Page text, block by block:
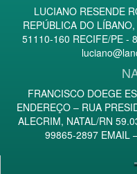
LUCIANO RESENDE
REPÚBLICA DO
51110-160 RECIFE/PE -
FRANCISCO DOEGE
ENDEREÇO – RUA
ALECRIM, NATAL/RN
99865-2897 EMAIL